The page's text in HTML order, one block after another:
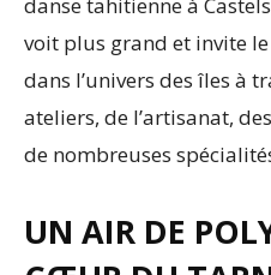
danse tahitienne à
voit plus grand et invite
dans l’univers des îles à
ateliers, de l’artisanat,
de nombreuses
UN AIR DE